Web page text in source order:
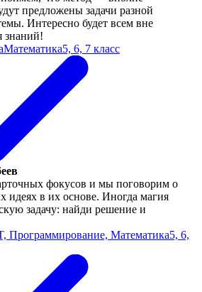
предложены задачи разной
Интересно будет всем вне
знаний!
Математика5, 6, 7 класс
фокусов и мы поговорим о
идеях в их основе. Иногда магия
задачу: найди решение и
Программирование, Математика5, 6,